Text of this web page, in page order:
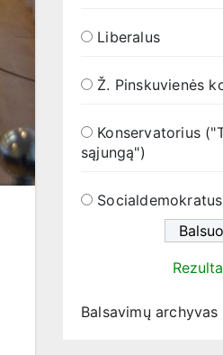
Liberalus
Ž. Pinskuvienės
Konservatorius
sąjungą")
Socialdemokratus
Balsavimų archyvas